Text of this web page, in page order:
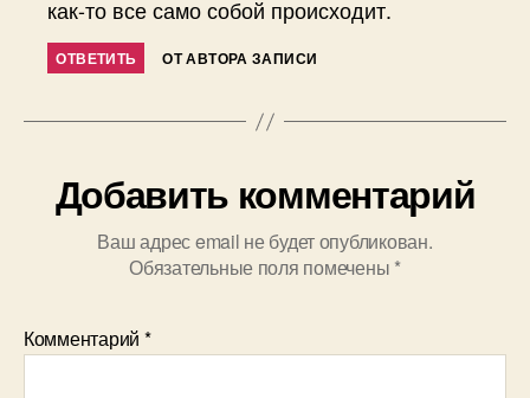
как-то все само собой происходит.
ОТВЕТИТЬ ОТ АВТОРА ЗАПИСИ
Добавить комментарий
Ваш адрес email не будет опубликован.
Обязательные поля помечены *
Комментарий *